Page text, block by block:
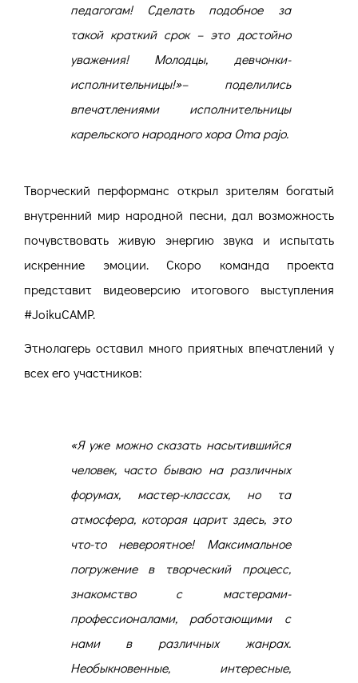
педагогам! Сделать подобное за
такой краткий срок – это достойно
уважения! Молодцы, девчонки-
исполнительницы!»– поделились
впечатлениями исполнительницы
карельского народного хора Oma pajo.
Творческий перформанс открыл зрителям богатый
внутренний мир народной песни, дал возможность
почувствовать живую энергию звука и испытать
искренние эмоции. Скоро команда проекта
представит видеоверсию итогового выступления
#JoikuCAMP.
Этнолагерь оставил много приятных впечатлений у
всех его участников:
«Я уже можно сказать насытившийся
человек, часто бываю на различных
форумах, мастер-классах, но та
атмосфера, которая царит здесь, это
что-то невероятное! Максимальное
погружение в творческий процесс,
знакомство с мастерами-
профессионалами, работающими с
нами в различных жанрах.
Необыкновенные, интересные,